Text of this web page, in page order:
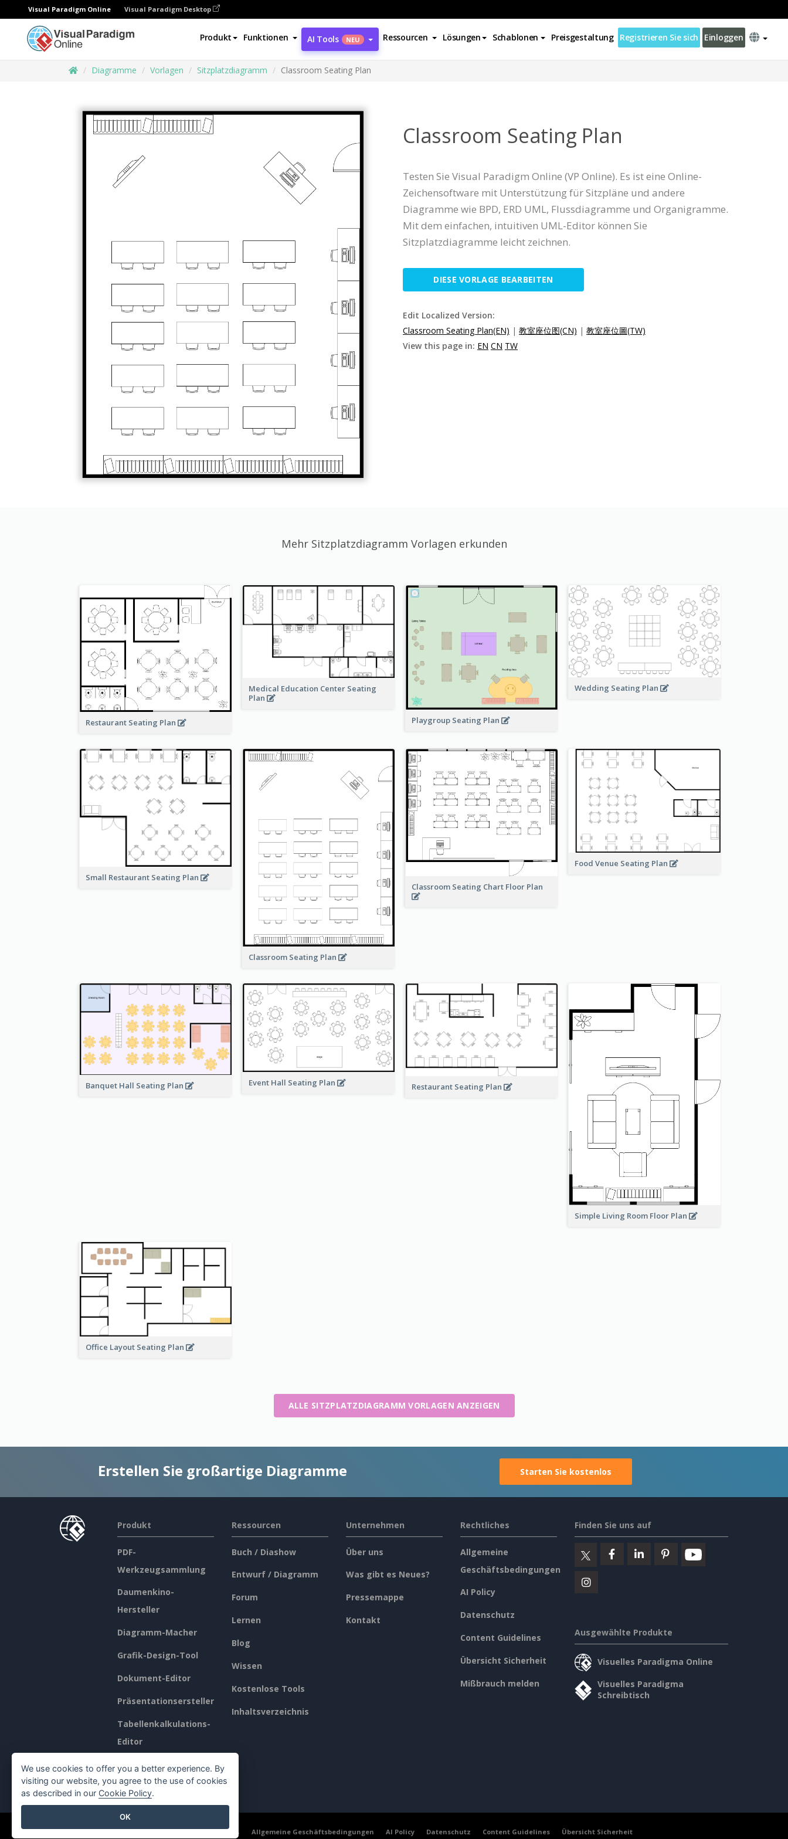
Visual Paradigm Online Visual Paradigm Desktop
Produkt Funktionen AI Tools NEU Ressourcen Lösungen Schablonen Preisgestaltung Registrieren Sie sich Einloggen
Diagramme Vorlagen Sitzplatzdiagramm Classroom Seating Plan
Classroom Seating Plan
Testen Sie Visual Paradigm Online (VP Online). Es ist eine Online-
Zeichensoftware mit Unterstützung für Sitzpläne und andere
Diagramme wie BPD, ERD UML, Flussdiagramme und Organigramme.
Mit dem einfachen, intuitiven UML-Editor können Sie
Sitzplatzdiagramme leicht zeichnen.
DIESE VORLAGE BEARBEITEN
Edit Localized Version:
Classroom Seating Plan(EN) | 教室座位图(CN) | 教室座位圖(TW)
View this page in: EN CN TW
Mehr Sitzplatzdiagramm Vorlagen erkunden
Restaurant Seating Plan
Medical Education Center Seating
Plan
Playgroup Seating Plan
Wedding Seating Plan
Small Restaurant Seating Plan
Classroom Seating Plan
Classroom Seating Chart Floor Plan
Food Venue Seating Plan
Banquet Hall Seating Plan Event Hall Seating Plan Restaurant Seating Plan
Simple Living Room Floor Plan
Office Layout Seating Plan
ALLE SITZPLATZDIAGRAMM VORLAGEN ANZEIGEN
Erstellen Sie großartige Diagramme Starten Sie kostenlos
Produkt
PDF-
Werkzeugsammlung
Daumenkino-
Hersteller
Diagramm-Macher
Grafik-Design-Tool
Dokument-Editor
Präsentationsersteller
Tabellenkalkulations-
Editor
Preisgestaltung
Ressourcen
Buch / Diashow
Entwurf / Diagramm
Forum
Lernen
Blog
Wissen
Kostenlose Tools
Inhaltsverzeichnis
Unternehmen
Über uns
Was gibt es Neues?
Pressemappe
Kontakt
Rechtliches
Allgemeine
Geschäftsbedingungen
AI Policy
Datenschutz
Content Guidelines
Übersicht Sicherheit
Mißbrauch melden
Finden Sie uns auf
Ausgewählte Produkte
Visuelles Paradigma Online
Visuelles Paradigma
Schreibtisch
©2026 by Visual Paradigm. Alle Rechte vorbehalten. Allgemeine Geschäftsbedingungen AI Policy Datenschutz Content Guidelines Übersicht Sicherheit
We use cookies to offer you a better experience. By
visiting our website, you agree to the use of cookies
as described in our Cookie Policy.
OK